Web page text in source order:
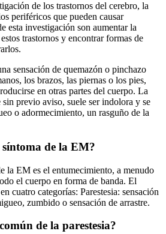
de los trastornos del cerebro, la
periféricos que pueden causar
esta investigación son aumentar la
trastornos y encontrar formas de
sensación de quemazón o pinchazo
los brazos, las piernas o los pies,
en otras partes del cuerpo. La
sin previo aviso, suele ser indolora y se
o adormecimiento, un rasguño de la
síntoma de la EM?
la EM es el entumecimiento, a menudo
el cuerpo en forma de banda. El
cuatro categorías: Parestesia: sensación
zumbido o sensación de arrastre.
de la parestesia?